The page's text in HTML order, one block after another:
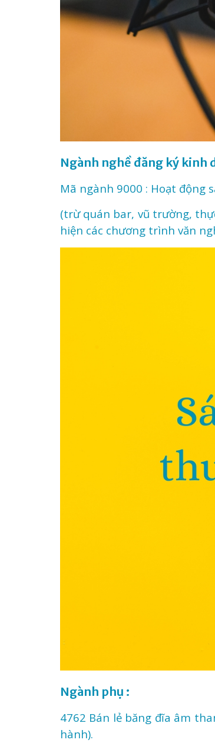
Ngành nghề đăng ký kinh
Mã ngành 9000 : Hoạt động
(trừ quán bar, vũ trường,
hiện các chương trình văn
Ngành phụ :
4762 Bán lẻ băng đĩa âm
hành).